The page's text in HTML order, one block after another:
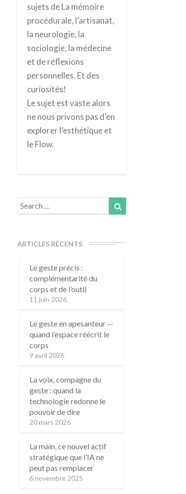
sujets de La mémoire
procédurale, l’artisanat,
la neurologie, la
sociologie, la médecine
et de réflexions
personnelles. Et des
curiosités!
Le sujet est vaste alors
ne nous privons pas d’en
explorer l’esthétique et
le Flow.
Search
for:
ARTICLES RÉCENTS
Le geste précis :
complémentarité du
corps et de l’outil
11 juin 2026
Le geste en apesanteur —
quand l’espace réécrit le
corps
9 avril 2026
La voix, compagne du
geste : quand la
technologie redonne le
pouvoir de dire
20 mars 2026
La main, ce nouvel actif
stratégique que l’IA ne
peut pas remplacer
6 novembre 2025